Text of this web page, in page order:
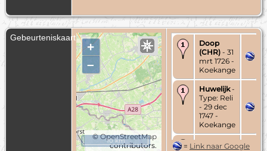
Gebeurteniskaart
+
–
©OpenStreetMap
contributors.
10 km
Doop
(CHR) - 31
mrt 1726 -
Koekange
Huwelijk-
Type: Reli
- 29 dec
1747 -
Koekange
Begraven
= Link naar Google